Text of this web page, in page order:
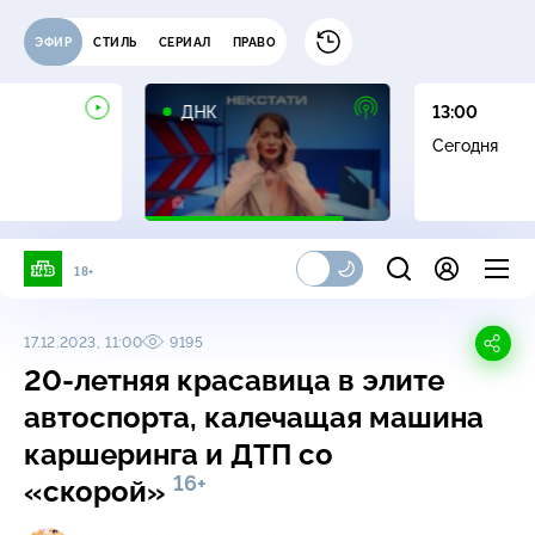
ЭФИР СТИЛЬ СЕРИАЛ ПРАВО
ДНК
16+
13:00
Сегодня
18+
17.12.2023, 11:00 9195
20-летняя красавица в элите
автоспорта, калечащая машина
каршеринга и ДТП со
«скорой» 16+